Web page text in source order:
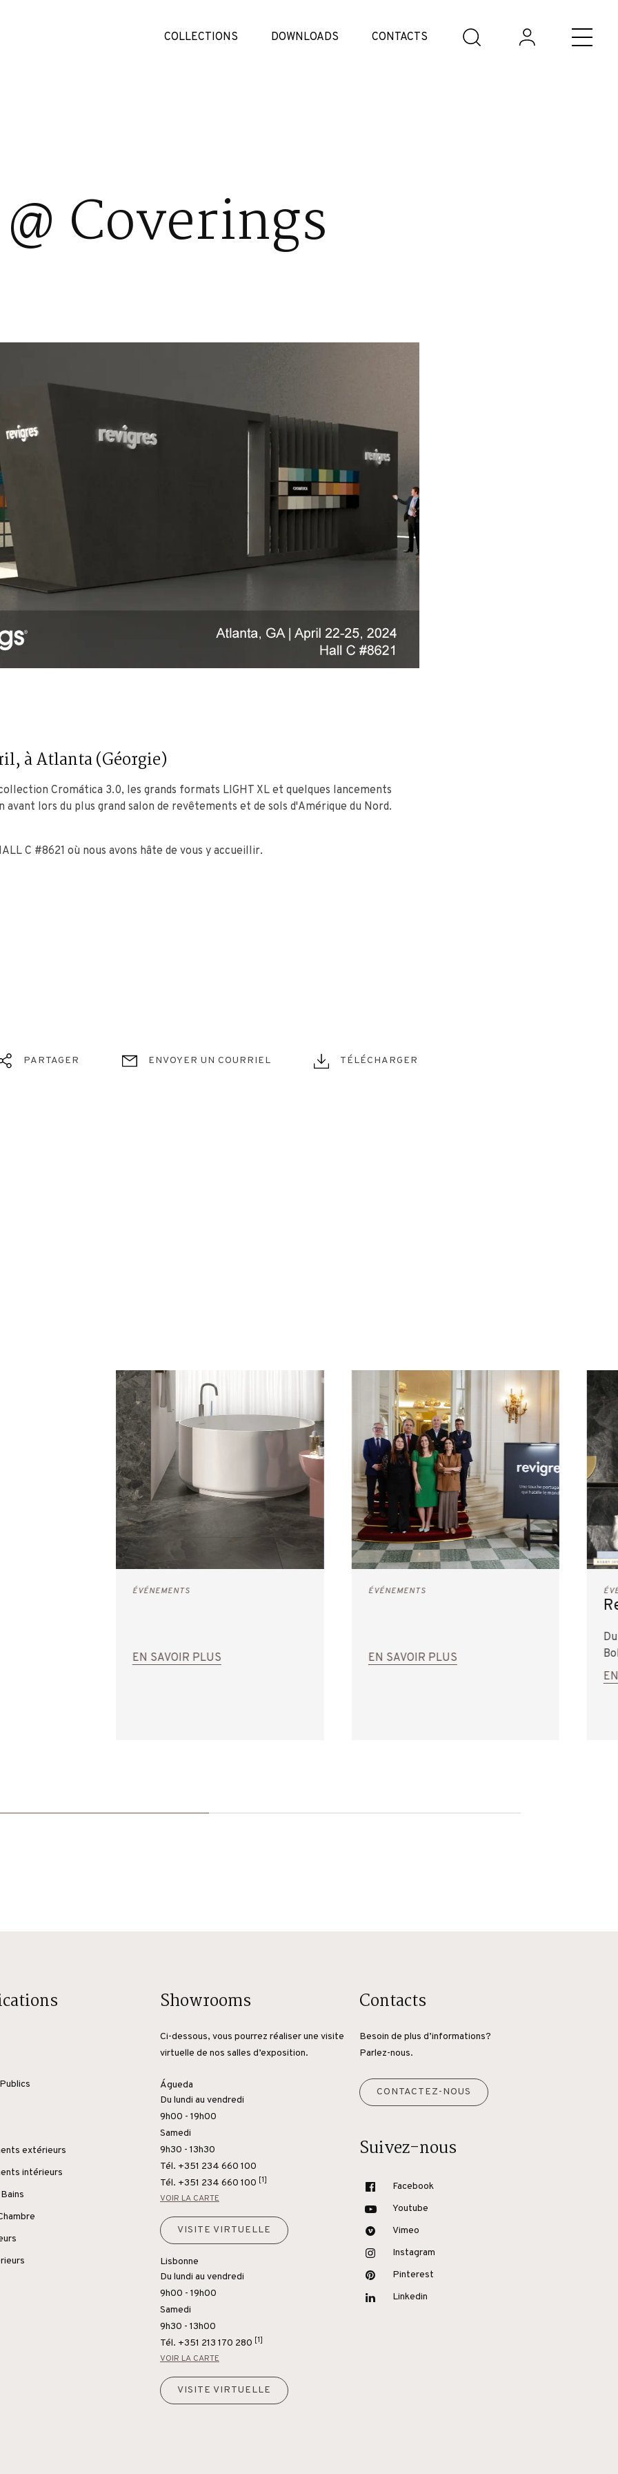
COLLECTIONS DOWNLOADS CONTACTS
Coverings
à Atlanta (Géorgie)
Cromática 3.0, les grands formats LIGHT XL et quelques lancements
avant lors du plus grand salon de revêtements et de sols d'Amérique du Nord.
C #8621 où nous avons hâte de vous y accueillir.
PARTAGER ENVOYER UN COURRIEL TÉLÉCHARGER
ÉVÉNEMENTS
EN SAVOIR PLUS
ÉVÉNEMENTS
EN SAVOIR PLUS
extérieurs
intérieurs
Showrooms
Ci-dessous, vous pourrez réaliser une visite
virtuelle de nos salles d’exposition.
Águeda
Du lundi au vendredi
9h00 - 19h00
Samedi
9h30 - 13h30
Tél. +351 234 660 100
Tél. +351 234 660 100 [1]
VOIR LA CARTE
VISITE VIRTUELLE
Lisbonne
Du lundi au vendredi
9h00 - 19h00
Samedi
9h30 - 13h00
Tél. +351 213 170 280 [1]
VOIR LA CARTE
VISITE VIRTUELLE
Contacts
Besoin de plus d’informations?
Parlez-nous.
CONTACTEZ-NOUS
Suivez-nous
Facebook
Youtube
Vimeo
Instagram
Pinterest
Linkedin